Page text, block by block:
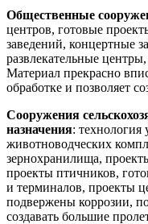
Общественные
центров, готовые
заведений, концертные
развлекательные
Материал прекрасно
обработке и позволяет
Сооружения
назначения: технология
животноводческих
зернохранилища,
проекты птичников,
и терминалов, проекты
подвержены коррозии,
создавать большие